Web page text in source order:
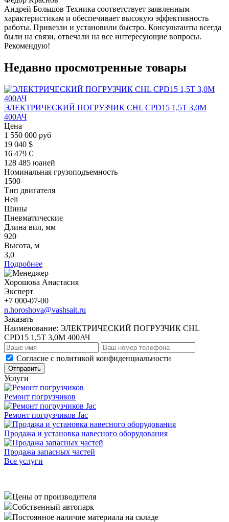
Андрей Большов Техника соответствует заявленным
характеристикам и обеспечивает высокую эффективность
работы. Привезли и установили быстро. Консультанты всегда
были на связи, отвечали на все интересующие вопросы.
Рекомендую!
Недавно просмотренные товары
ЭЛЕКТРИЧЕСКИЙ ПОГРУЗЧИК CHL CPD15 1,5Т 3,0М
400АЧ
Цена
1 550 000 руб
19 040 $
16 479 €
128 485 юаней
Номинальная грузоподъемность
1500
Тип двигателя
Heli
Шины
Пневматические
Длина вил, мм
920
Высота, м
3,0
Подробнее
Хорошова Анастасия
Эксперт
+7 000-07-00
n.horoshova@vashsait.ru
Заказать
Наименование: ЭЛЕКТРИЧЕСКИЙ ПОГРУЗЧИК CHL
CPD15 1,5Т 3,0М 400АЧ
Cогласие с политикой конфиденциальности
Отправить
Услуги
Ремонт погрузчиков
Ремонт погрузчиков Jac
Продажа и установка навесного оборудования
Продажа запасных частей
Все услуги
Цены от производителя
Собственный автопарк
Постоянное наличие материала на складе